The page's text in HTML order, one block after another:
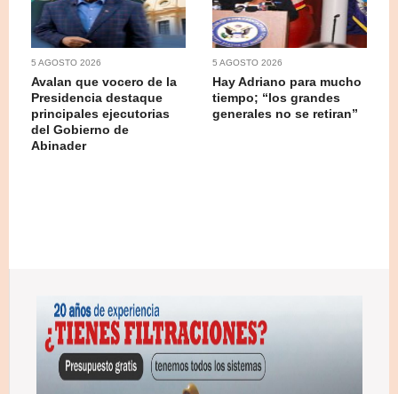
5 AGOSTO 2026
Avalan que vocero de la
Presidencia destaque
principales ejecutorias
del Gobierno de
Abinader
5 AGOSTO 2026
Hay Adriano para mucho
tiempo; “los grandes
generales no se retiran”